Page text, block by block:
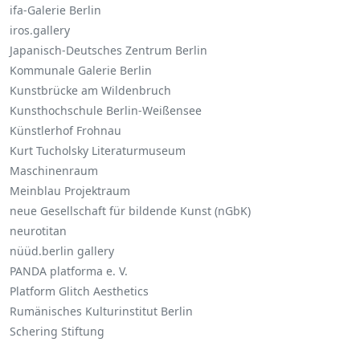
ifa-Galerie Berlin
iros.gallery
Japanisch-Deutsches Zentrum Berlin
Kommunale Galerie Berlin
Kunstbrücke am Wildenbruch
Kunsthochschule Berlin-Weißensee
Künstlerhof Frohnau
Kurt Tucholsky Literaturmuseum
Maschinenraum
Meinblau Projektraum
neue Gesellschaft für bildende Kunst (nGbK)
neurotitan
nüüd.berlin gallery
PANDA platforma e. V.
Platform Glitch Aesthetics
Rumänisches Kulturinstitut Berlin
Schering Stiftung